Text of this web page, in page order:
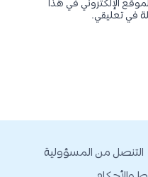
الإلكتروني في هذا
في تعليقي.
التنصل من المسؤولية